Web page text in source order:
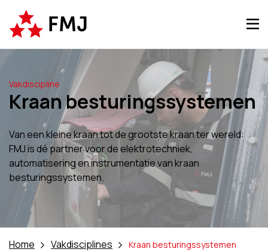
Vakdiscipline
Kraan besturingssystemen
Van een kleine kraan tot de grootste kraan ter wereld:
FMJ is dé partner voor de elektrotechniek,
automatisering en instrumentatie van kraan
besturingssystemen.
Home Vakdisciplines Kraan besturingssystemen